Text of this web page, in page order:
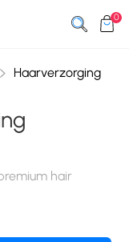
0
Haarverzorging
hair